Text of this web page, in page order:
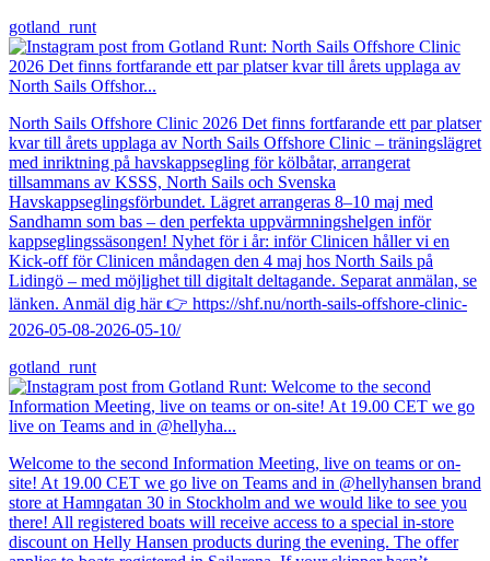
gotland_runt
North Sails Offshore Clinic 2026 Det finns fortfarande ett par platser
kvar till årets upplaga av North Sails Offshore Clinic – träningslägret
med inriktning på havskappsegling för kölbåtar, arrangerat
tillsammans av KSSS, North Sails och Svenska
Havskappseglingsförbundet. Lägret arrangeras 8–10 maj med
Sandhamn som bas – den perfekta uppvärmningshelgen inför
kappseglingssäsongen! Nyhet för i år: inför Clinicen håller vi en
Kick-off för Clinicen måndagen den 4 maj hos North Sails på
Lidingö – med möjlighet till digitalt deltagande. Separat anmälan, se
länken. Anmäl dig här 👉 https://shf.nu/north-sails-offshore-clinic-
2026-05-08-2026-05-10/
gotland_runt
Welcome to the second Information Meeting, live on teams or on-
site! At 19.00 CET we go live on Teams and in @hellyhansen brand
store at Hamngatan 30 in Stockholm and we would like to see you
there! All registered boats will receive access to a special in-store
discount on Helly Hansen products during the evening. The offer